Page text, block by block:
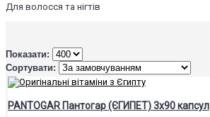
Для волосся та нігтів
Показати:
Сортувати:
PANTOGAR Пантогар (ЄГИПЕТ) 3х90 капсул